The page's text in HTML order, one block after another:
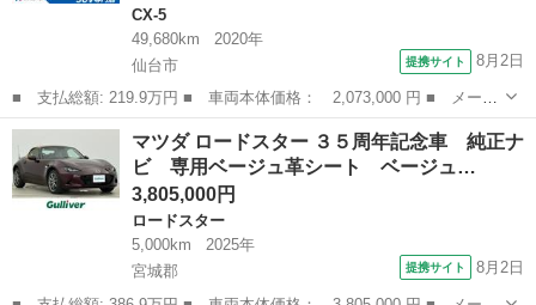
CX-5
49,680km
2020年
仙台市
提携サイト 8月2日
■ 支払総額: 219.9万円 ■ 車両本体価格： 2,073,000 円 ■ メーカ
ー名： マツダ ■ 車種名： ＣＸ－５ ■ グレード名： ＸＤ シ
ルクベージュセレクション ８インチマツダコネクト 全周囲カメ
ラ ＣＤ／...
宮城 仙台市 CX-5
マツダ ロードスター ３５周年記念車 純正ナ
ビ 専用ベージュ革シート ベージュ…
3,805,000円
ロードスター
5,000km
2025年
宮城郡
提携サイト 8月2日